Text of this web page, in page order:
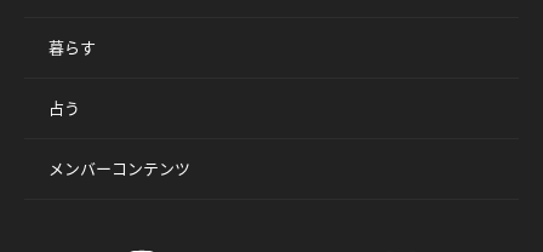
暮らす
占う
メンバーコンテンツ